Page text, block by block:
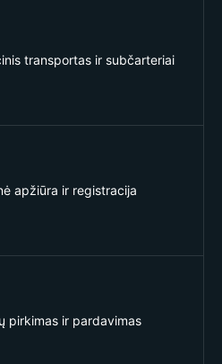
transportas ir subčarteriai
apžiūra ir registracija
pirkimas ir pardavimas